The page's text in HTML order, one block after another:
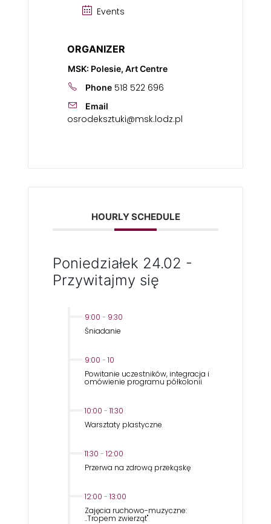
Events
ORGANIZER
MSK: Polesie, Art Centre
Phone 518 522 696
Email
osrodeksztuki@msk.lodz.pl
HOURLY SCHEDULE
Poniedziałek 24.02 -
Przywitajmy się
9:00 - 9:30
Śniadanie
9:00 - 10
Powitanie uczestników, integracja i
omówienie programu półkolonii
10:00 - 11:30
Warsztaty plastyczne
11:30 - 12:00
Przerwa na zdrową przekąskę
12:00 - 13:00
Zajęcia ruchowo-muzyczne:
..Tropem zwierząt''